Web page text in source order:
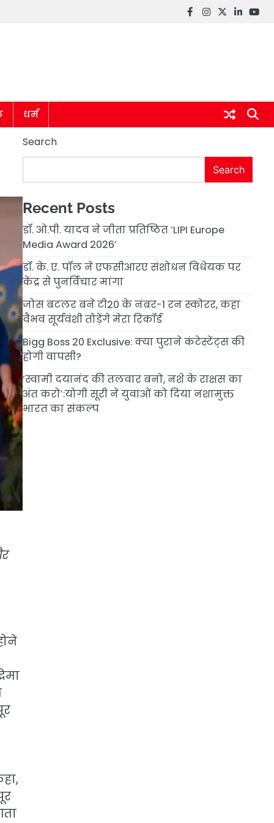
Facebook
instagram
twitter
linkedin
धर्म
Search
Search
Recent Posts
डॉ. ओ.पी. यादव ने जीता प्रतिष्ठित ‘LIPI Europe
Media Award 2026’
डॉ. के. ए. पॉल ने एफसीआरए संशोधन विधेयक पर
केंद्र से पुनर्विचार मांगा
जोस बटलर बने टी20 के नंबर-1 रन स्कोरर, कहा
वैभव सूर्यवंशी तोड़ेंगे मेरा रिकॉर्ड
Bigg Boss 20 Exclusive: क्या पुराने कंटेस्टेंट्स की
होगी वापसी?
‘स्वामी दयानंद की तलवार बनो, नशे के राक्षस का
अंत करो’:योगी सूरी ने युवाओं को दिया नशामुक्त
भारत का संकल्प